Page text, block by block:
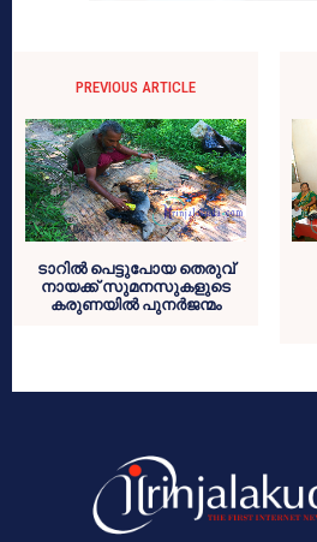
PREVIOUS ARTICLE
ടാറില്‍ പെട്ടുപോയ തെരുവ്
നായക്ക് സുമനസുകളുടെ
കരുണയില്‍ പുനര്‍ജന്മം